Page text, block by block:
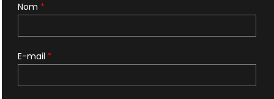
Nom *
E-mail *